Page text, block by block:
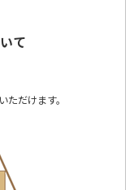
て
だけます。